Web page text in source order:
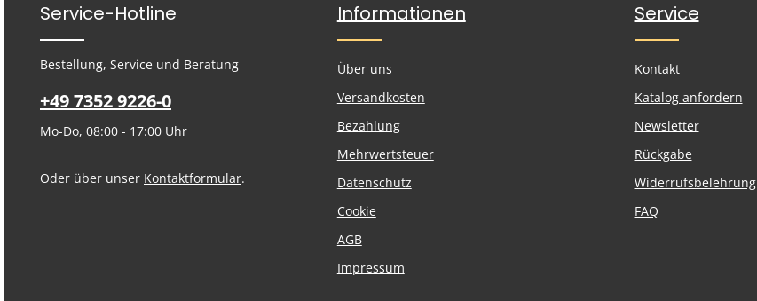
Service-Hotline
Bestellung, Service und Beratung
+49 7352 9226-0
Mo-Do, 08:00 - 17:00 Uhr
Oder über unser Kontaktformular.
Informationen
Über uns
Versandkosten
Bezahlung
Mehrwertsteuer
Datenschutz
Cookie
AGB
Impressum
Service
Kontakt
Katalog anfordern
Newsletter
Rückgabe
Widerrufsbelehrung
FAQ